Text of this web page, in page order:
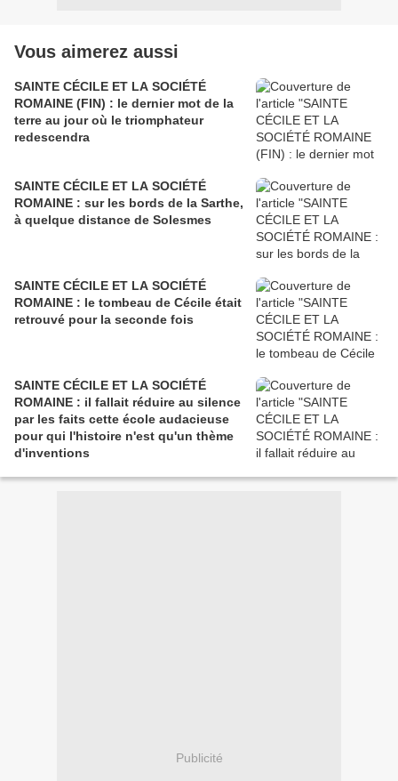
Vous aimerez aussi
SAINTE CÉCILE ET LA SOCIÉTÉ
ROMAINE (FIN) : le dernier mot de la
terre au jour où le triomphateur
redescendra
SAINTE CÉCILE ET LA SOCIÉTÉ
ROMAINE : sur les bords de la Sarthe,
à quelque distance de Solesmes
SAINTE CÉCILE ET LA SOCIÉTÉ
ROMAINE : le tombeau de Cécile était
retrouvé pour la seconde fois
SAINTE CÉCILE ET LA SOCIÉTÉ
ROMAINE : il fallait réduire au silence
par les faits cette école audacieuse
pour qui l'histoire n'est qu'un thème
d'inventions
Publicité